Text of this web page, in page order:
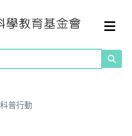
科普行動